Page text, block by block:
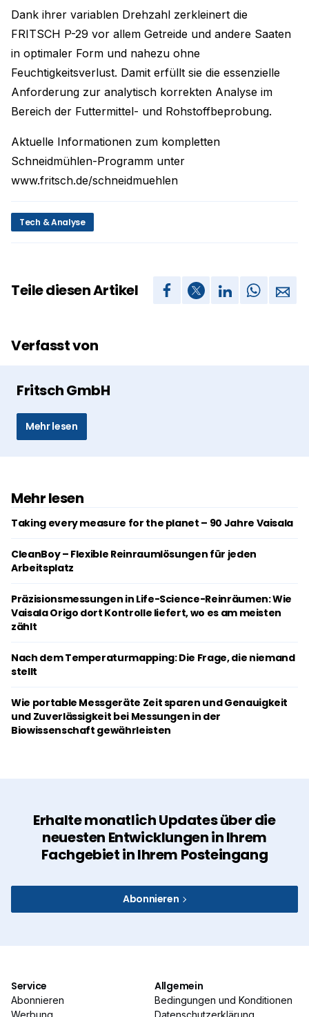
Dank ihrer variablen Drehzahl zerkleinert die
FRITSCH P-29 vor allem Getreide und andere Saaten
in optimaler Form und nahezu ohne
Feuchtigkeitsverlust. Damit erfüllt sie die essenzielle
Anforderung zur analytisch korrekten Analyse im
Bereich der Futtermittel- und Rohstoffbeprobung.
Aktuelle Informationen zum kompletten
Schneidmühlen-Programm unter
www.fritsch.de/schneidmuehlen
Tech & Analyse
Teile diesen Artikel
Verfasst von
Fritsch GmbH
Mehr lesen
Mehr lesen
Taking every measure for the planet – 90 Jahre Vaisala
CleanBoy – Flexible Reinraumlösungen für jeden
Arbeitsplatz
Präzisionsmessungen in Life-Science-Reinräumen: Wie
Vaisala Origo dort Kontrolle liefert, wo es am meisten
zählt
Nach dem Temperaturmapping: Die Frage, die niemand
stellt
Wie portable Messgeräte Zeit sparen und Genauigkeit
und Zuverlässigkeit bei Messungen in der
Biowissenschaft gewährleisten
Erhalte monatlich Updates über die
neuesten Entwicklungen in Ihrem
Fachgebiet in Ihrem Posteingang
Abonnieren
Service
Abonnieren
Werbung
Allgemein
Bedingungen und Konditionen
Datenschutzerklärung